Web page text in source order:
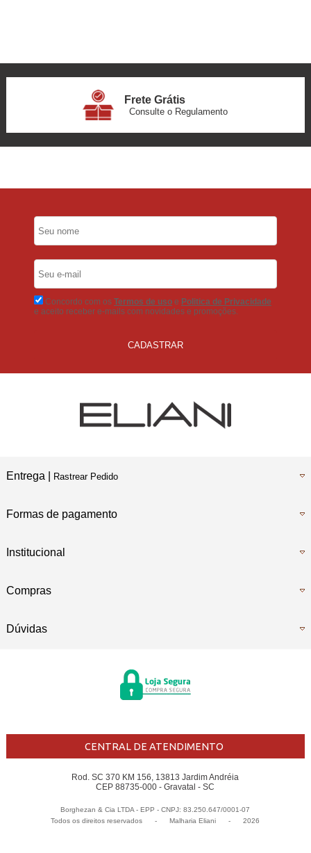
Frete Grátis
Consulte o Regulamento
Concordo com os Termos de usoe Politica de Privacidade
e aceito receber e-mails com novidades e promoções.
CADASTRAR
Entrega | Rastrear Pedido
Formas de pagamento
Institucional
Compras
Dúvidas
CENTRAL DE ATENDIMENTO
Rod. SC 370 KM 156, 13813 Jardim Andréia
CEP 88735-000 - Gravatal - SC
Borghezan & Cia LTDA - EPP - CNPJ: 83.250.647/0001-07
Todos os direitos reservados
- Malharia Eliani - 2026